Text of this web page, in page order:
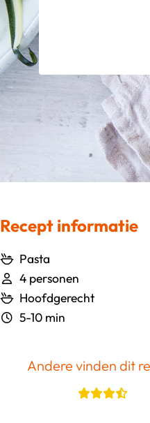
Recept informatie
Pasta
4 personen
Hoofdgerecht
5-10 min
Andere vinden dit